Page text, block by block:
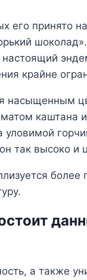
его принято
настоящий
крайне
насыщенным
каштана
уловимой
так высоко и
более
а также